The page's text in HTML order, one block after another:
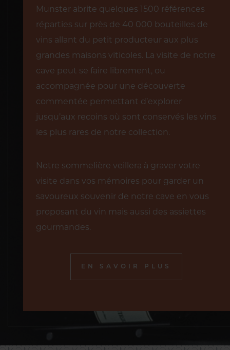
Munster abrite quelques 1500 références
réparties sur près de 40 000 bouteilles de
vins allant du petit producteur aux plus
grandes maisons viticoles. La visite de notre
cave peut se faire librement, ou
accompagnée pour une découverte
commentée permettant d’explorer
jusqu’aux recoins où sont conservés les vins
les plus rares de notre collection.
Notre sommelière veillera à graver votre
visite dans vos mémoires pour garder un
savoureux souvenir de notre cave en vous
proposant du vin mais aussi des assiettes
gourmandes.
EN SAVOIR PLUS